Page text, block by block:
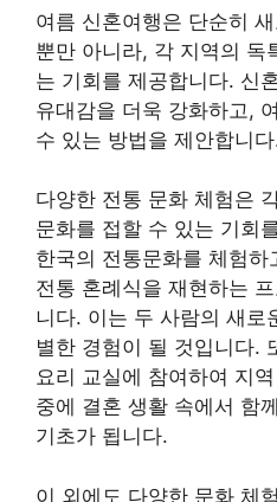
여름 신혼여행은 단순히
뿐만 아니라, 각 지역의 독
는 기회를 제공합니다. 신
유대감을 더욱 강화하고,
수 있는 방법을 제안합니
다양한 전통 문화 체험은
문화를 접할 수 있는 기회
한국의 전통문화를 체험
전통 혼례식을 재현하는
니다. 이는 두 사람의 새로
별한 경험이 될 것입니다.
요리 교실에 참여하여 지
중에 결혼 생활 속에서 함
기초가 됩니다.
이 외에도 다양한 문화 체